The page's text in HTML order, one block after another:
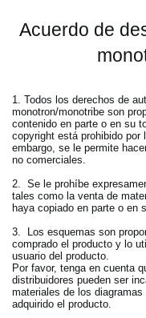
Acuerdo de
1. Todos los derechos de
monotron/monotribe son
contenido en parte o en su
copyright está prohibido por
embargo, se le permite
no comerciales.
2. Se le prohíbe
tales como la venta de
haya copiado en parte o en
3. Los esquemas son
comprado el producto y lo
usuario del producto.
Por favor, tenga en cuenta
distribuidores pueden ser
materiales de los
adquirido el producto.